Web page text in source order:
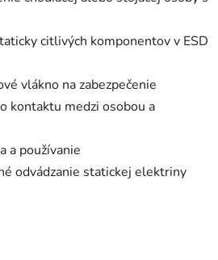
citlivých komponentov v ESD
vlákno na zabezpečenie
kontaktu medzi osobou a
a používanie
odvádzanie statickej elektriny